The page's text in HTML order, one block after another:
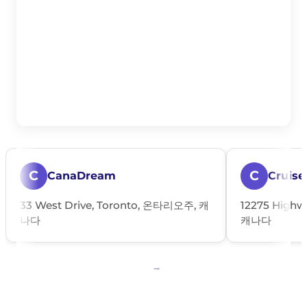
C CanaDream
33 West Drive, Toronto, 온타리오주, 캐
나다
C
12275
캐나다